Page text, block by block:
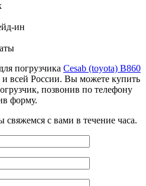
ин
погрузчика Cesab (toyota) B860
всей России. Вы можете купить
позвонив по телефону
форму.
с вами в течение часа.